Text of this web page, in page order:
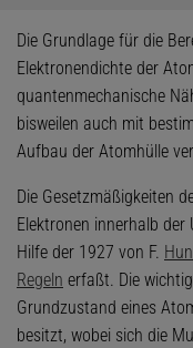
Die Grundlage für die
Elektronendichte der
quantenmechanische
bisweilen auch mit
Aufbau der Atomhülle
Die Gesetzmäßigkeiten
Elektronen innerhalb
Hilfe der 1927 von F.
Regeln erfaßt. Die
Grundzustand eines
besitzt, wobei sich die